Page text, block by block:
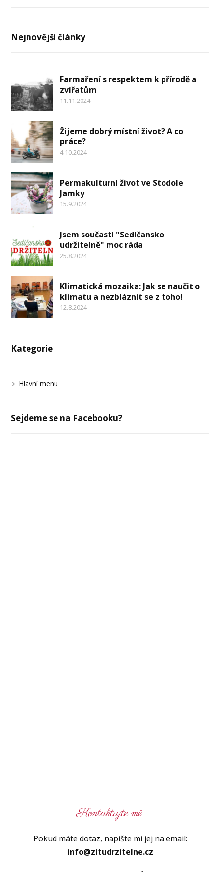
Nejnovější články
Farmaření s respektem k přírodě a
zvířatům
11.11.2024
Žijeme dobrý místní život? A co
práce?
4.10.2024
Permakulturní život ve Stodole
Jamky
15.9.2024
Jsem součastí "Sedlčansko
udržitelně" moc ráda
25.8.2024
Klimatická mozaika: Jak se naučit o
klimatu a nezbláznit se z toho!
12.8.2024
Kategorie
Hlavní menu
Sejdeme se na Facebooku?
Kontaktujte mě
Pokud máte dotaz, napište mi jej na email:
info@zitudrzitelne.cz